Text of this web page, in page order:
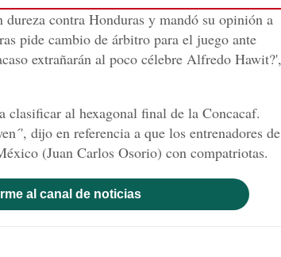
contra Honduras y mandó su opinión a
pide cambio de árbitro para el juego ante
extrañarán al poco célebre Alfredo Hawit?',
clasificar al hexagonal final de la Concacaf.
dijo en referencia a que los entrenadores de
(Juan Carlos Osorio) con compatriotas.
al canal de noticias